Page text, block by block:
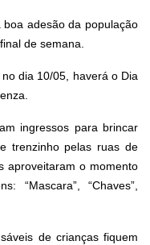
adesão da população
de semana.
dia 10/05, haverá o Dia
ingressos para brincar
trenzinho pelas ruas de
aproveitaram o momento
“Mascara”, “Chaves”,
de crianças fiquem